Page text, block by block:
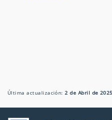
Última actualización:2 de Abril de 2025